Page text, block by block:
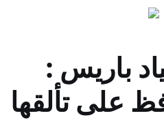
باريس :
على تألقها